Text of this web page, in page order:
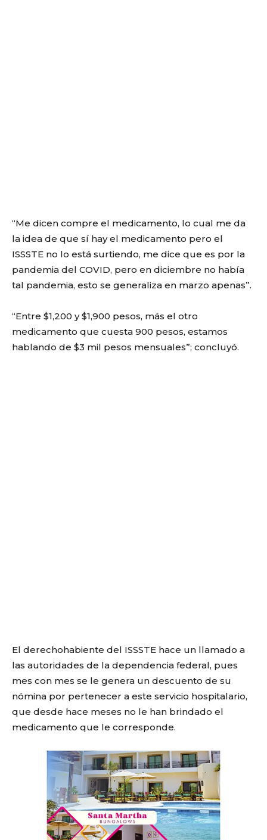
“Me dicen compre el medicamento, lo cual me da
la idea de que sí hay el medicamento pero el
ISSSTE no lo está surtiendo, me dice que es por la
pandemia del COVID, pero en diciembre no había
tal pandemia, esto se generaliza en marzo apenas”.
“Entre $1,200 y $1,900 pesos, más el otro
medicamento que cuesta 900 pesos, estamos
hablando de $3 mil pesos mensuales”; concluyó.
El derechohabiente del ISSSTE hace un llamado a
las autoridades de la dependencia federal, pues
mes con mes se le genera un descuento de su
nómina por pertenecer a este servicio hospitalario,
que desde hace meses no le han brindado el
medicamento que le corresponde.